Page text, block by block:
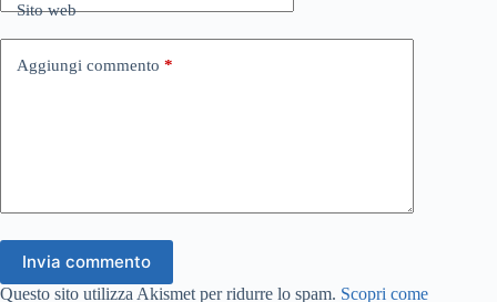
Sito web
Aggiungi commento *
Invia commento
Questo sito utilizza Akismet per ridurre lo spam. Scopri come